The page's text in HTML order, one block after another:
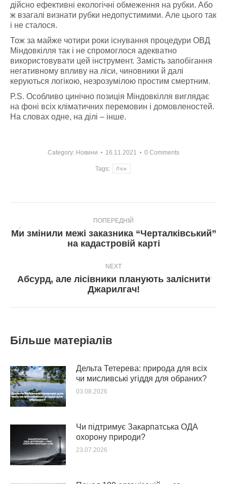
дійсно ефективні екологічні обмеження на рубки. Або
ж взагалі визнати рубки недопустимими. Але цього так
і не сталося.
Тож за майже чотири роки існування процедури ОВД
Міндовкілля так і не спромоглося адекватно
використовувати цей інструмент. Замість запобігання
негативному впливу на ліси, чиновники й далі
керуються логікою, незрозумілою простим смертним.
P.S. Особливо цинічно позиція Міндовкілля виглядає
на фоні всіх кліматичних перемовин і домовленостей.
На словах одне, на ділі – інше.
Category: Новини 16.11.2021 0 Comments
Tags: Ліси
navigation
ПОПЕРЕДНІЙ
Попередній
пост:
Ми змінили межі заказника “Черталківський”
на кадастровій карті
NEXT
Next
post:
Абсурд, але лісівники планують заліснити
Джарилгач!
Більше матеріалів
Дельта Тетерева: природа для всіх
чи мисливські угіддя для обраних?
03.08.2026
Чи підтримує Закарпатська ОДА
охорону природи?
23.07.2026